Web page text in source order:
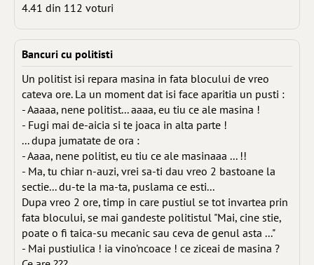
4.41 din 112 voturi
Bancuri cu politisti
Un politist isi repara masina in fata blocului de vreo
cateva ore. La un moment dat isi face aparitia un pusti :
- Aaaaa, nene politist... aaaa, eu tiu ce ale masina !
- Fugi mai de-aicia si te joaca in alta parte !
... dupa jumatate de ora :
- Aaaa, nene politist, eu tiu ce ale masinaaa ... !!
- Ma, tu chiar n-auzi, vrei sa-ti dau vreo 2 bastoane la
sectie... du-te la ma-ta, puslama ce esti...
Dupa vreo 2 ore, timp in care pustiul se tot invartea prin
fata blocului, se mai gandeste politistul "Mai, cine stie,
poate o fi taica-su mecanic sau ceva de genul asta ..."
- Mai pustiulica ! ia vino'ncoace ! ce ziceai de masina ?